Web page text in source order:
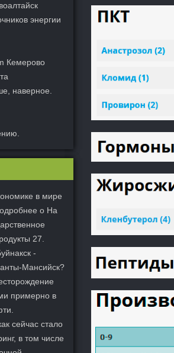
энергии
Кемерово
наверное.
в мире
о На
27.
-
Мансийск?
примерно в
сейчас стало
в том числе